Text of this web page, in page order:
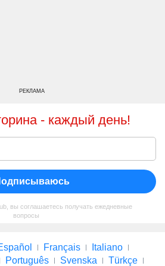
РЕКЛАМА
- каждый день!
вы соглашаетесь получать ежедневные
вопросы
Français
Italiano
Português Svenska
Türkçe